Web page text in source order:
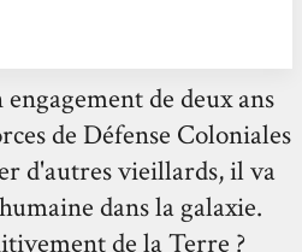
de deux ans
de Défense Coloniales
d'autres vieillards, il va
dans la galaxie.
de la Terre ?